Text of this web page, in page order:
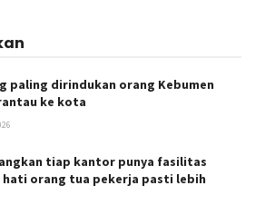
paling dirindukan orang Kebumen
ke kota
tiap kantor punya fasilitas
hati orang tua pekerja pasti lebih